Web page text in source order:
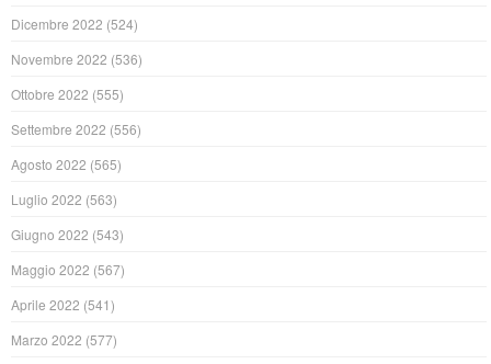
Dicembre 2022 (524)
Novembre 2022 (536)
Ottobre 2022 (555)
Settembre 2022 (556)
Agosto 2022 (565)
Luglio 2022 (563)
Giugno 2022 (543)
Maggio 2022 (567)
Aprile 2022 (541)
Marzo 2022 (577)